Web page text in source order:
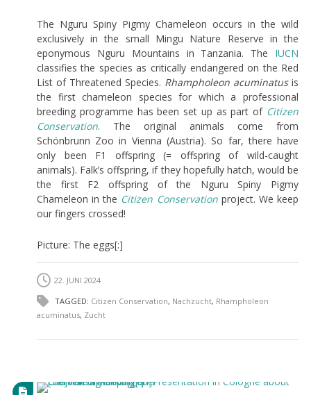
The Nguru Spiny Pigmy Chameleon occurs in the wild
exclusively in the small Mingu Nature Reserve in the
eponymous Nguru Mountains in Tanzania. The IUCN
classifies the species as critically endangered on the Red
List of Threatened Species. Rhampholeon acuminatusis
the first chameleon species for which a professional
breeding programme has been set up as part of Citizen
Conservation. The original animals come from
Schönbrunn Zoo in Vienna (Austria). So far, there have
only been F1 offspring (= offspring of wild-caught
animals). Falk’s offspring, if they hopefully hatch, would be
the first F2 offspring of the Nguru Spiny Pigmy
Chameleon in the Citizen Conservationproject. We keep
our fingers crossed!
Picture: The eggs[:]
22. JUNI 2024
TAGGED: Citizen Conservation, Nachzucht, Rhampholeon
acuminatus, Zucht